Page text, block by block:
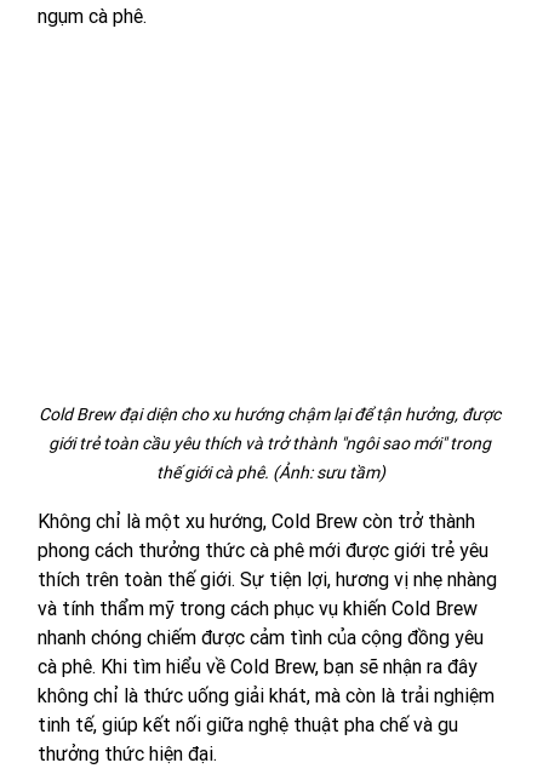
ngụm cà phê.
Cold Brew đại diện cho xu hướng chậm lại để tận hưởng, được
giới trẻ toàn cầu yêu thích và trở thành "ngôi sao mới" trong
thế giới cà phê. (Ảnh: sưu tầm)
Không chỉ là một xu hướng, Cold Brew còn trở thành
phong cách thưởng thức cà phê mới được giới trẻ yêu
thích trên toàn thế giới. Sự tiện lợi, hương vị nhẹ nhàng
và tính thẩm mỹ trong cách phục vụ khiến Cold Brew
nhanh chóng chiếm được cảm tình của cộng đồng yêu
cà phê. Khi tìm hiểu về Cold Brew, bạn sẽ nhận ra đây
không chỉ là thức uống giải khát, mà còn là trải nghiệm
tinh tế, giúp kết nối giữa nghệ thuật pha chế và gu
thưởng thức hiện đại.